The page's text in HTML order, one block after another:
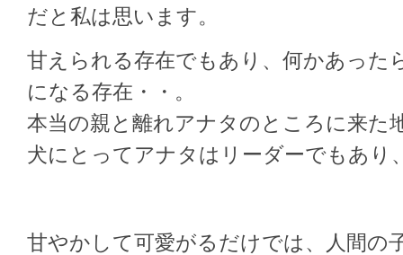
だと私は思います。
甘えられる存在でもあり、何かあった
になる存在・・。
本当の親と離れアナタのところに来た
犬にとってアナタはリーダーでもあり
甘やかして可愛がるだけでは、人間の